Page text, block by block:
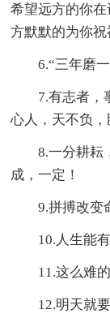
希望远方的你
方默默的为你祝
6.“三年磨一
7.有志者，事
心人，天不负，
8.一分耕耘，
成，一定！
9.拼搏改变命
10.人生能有
11.这么难的
12.明天就要